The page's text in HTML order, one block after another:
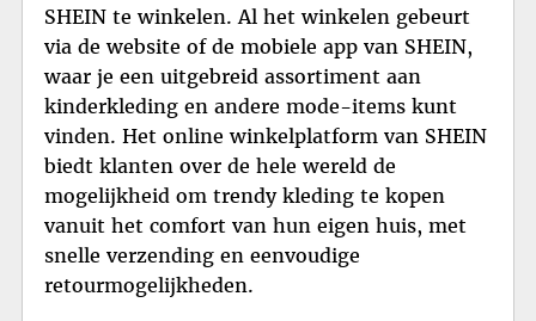
SHEIN te winkelen. Al het winkelen gebeurt
via de website of de mobiele app van SHEIN,
waar je een uitgebreid assortiment aan
kinderkleding en andere mode-items kunt
vinden. Het online winkelplatform van SHEIN
biedt klanten over de hele wereld de
mogelijkheid om trendy kleding te kopen
vanuit het comfort van hun eigen huis, met
snelle verzending en eenvoudige
retourmogelijkheden.